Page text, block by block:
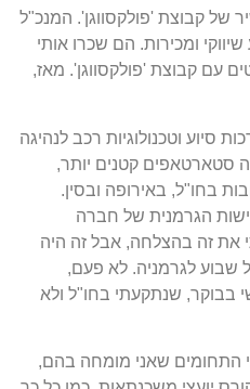
של קבוצת 'פולקסווגן'. המנכ"ל
ומכירות. הם שכרו אותי
עם קבוצת 'פולקסווגן'. מאז,
וטכנולוגיות רכב לנהיגה
סטארטאפים קטנים יותר,
בחו"ל, באירופה ובסין.
הגרמנית של חברה
את זה בהצלחה, אבל זה היה
שבוע לגרמניה. לא פעם,
בבוקר, שנתקעתי בחו"ל ולא
התחומים שאני מומחה בהם,